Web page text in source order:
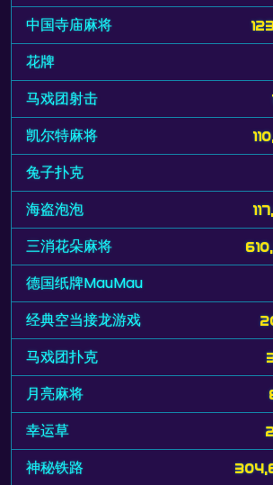
中国寺庙麻将
花牌
马戏团射击
凯尔特麻将
兔子扑克
海盗泡泡
三消花朵麻将
德国纸牌MauMau
经典空当接龙游戏
马戏团扑克
月亮麻将
幸运草
神秘铁路